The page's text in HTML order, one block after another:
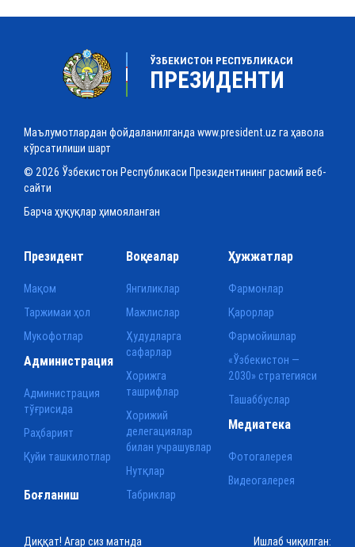
ЎЗБЕКИСТОН РЕСПУБЛИКАСИ
ПРЕЗИДЕНТИ
Маълумотлардан фойдаланилганда www.president.uz га ҳавола
кўрсатилиши шарт
© 2026 Ўзбекистон Республикаси Президентининг расмий веб-
сайти
Барча ҳуқуқлар ҳимояланган
Президент
Мақом
Таржимаи ҳол
Мукофотлар
Воқеалар
Янгиликлар
Мажлислар
Ҳудудларга
сафарлар
Хорижга
ташрифлар
Хорижий
делегациялар
билан учрашувлар
Нутқлар
Табриклар
Ҳужжатлар
Фармонлар
Қарорлар
Фармойишлар
«Ўзбекистон —
2030» стратегияси
Ташаббуслар
Администрация
Администрация
тўғрисида
Раҳбарият
Қуйи ташкилотлар
Медиатека
Фотогалерея
Видеогалерея
Боғланиш
Диққат! Агар сиз матнда Ишлаб чиқилган: